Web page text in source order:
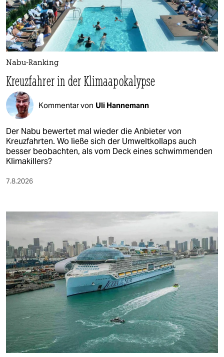
Nabu-Ranking
Kreuzfahrer in der Klimaapokalypse
Kommentar von Uli Hannemann
Der Nabu bewertet mal wieder die Anbieter von
Kreuzfahrten. Wo ließe sich der Umweltkollaps auch
besser beobachten, als vom Deck eines schwimmenden
Klimakillers?
7.8.2026